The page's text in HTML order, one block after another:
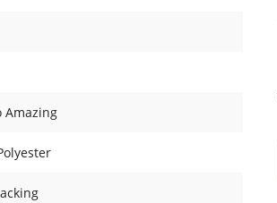
Amazing